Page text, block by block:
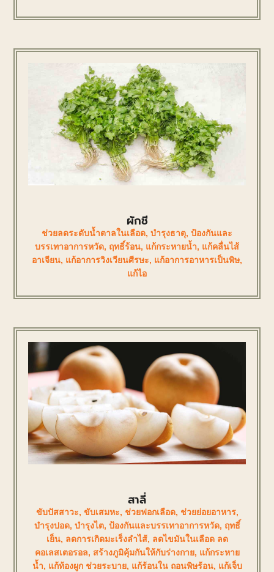
ผักชี
ช่วยลดระดับน้ำตาลในเลือด, บำรุงธาตุ, ป้องกันและ
บรรเทาอาการหวัด, ฤทธิ์ร้อน, แก้กระหายน้ำ, แก้คลื่นไส้
อาเจียน, แก้อาการวิงเวียนศีรษะ, แก้อาการอาหารเป็นพิษ,
แก้ไอ
สาลี่
ขับปัสสาวะ, ขับเสมหะ, ช่วยฟอกเลือด, ช่วยย่อยอาหาร,
บำรุงปอด, บำรุงไต, ป้องกันและบรรเทาอาการหวัด, ฤทธิ์
เย็น, ลดการเกิดมะเร็งลำไส้, ลดไขมันในเลือด ลด
คอเลสเตอรอล, สร้างภูมิคุ้มกันให้กับร่างกาย, แก้กระหาย
น้ำ, แก้ท้องผูก ช่วยระบาย, แก้ร้อนใน ถอนพิษร้อน, แก้เจ็บ